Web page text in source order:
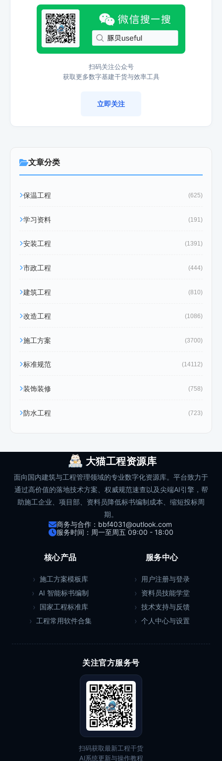
扫码关注公众号
获取更多数字基建干货与效率工具
立即关注
文章分类
保温工程 (625)
学习资料 (191)
安装工程 (1391)
市政工程 (444)
建筑工程 (810)
改造工程 (1086)
施工方案 (3700)
标准规范 (14112)
装饰装修 (758)
防水工程 (723)
大猫工程资源库
面向国内建筑与工程管理领域的专业数字化资源库。平台致力于
通过高价值的落地技术方案、权威规范速查以及尖端AI引擎，帮
助施工企业、项目部、资料员降低标书编制成本、缩短投标周
期。
商务与合作：bbf4031@outlook.com
服务时间：周一至周五 09:00 - 18:00
核心产品
施工方案模板库
AI 智能标书编制
国家工程标准库
工程常用软件合集
服务中心
用户注册与登录
资料员技能学堂
技术支持与反馈
个人中心与设置
关注官方服务号
扫码获取最新工程干货
AI系统更新与操作教程